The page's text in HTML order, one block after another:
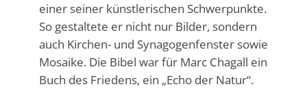
einer seiner künstlerischen Schwerpunkte.
So gestaltete er nicht nur Bilder, sondern
auch Kirchen- und Synagogenfenster sowie
Mosaike. Die Bibel war für Marc Chagall ein
Buch des Friedens, ein „Echo der Natur“.